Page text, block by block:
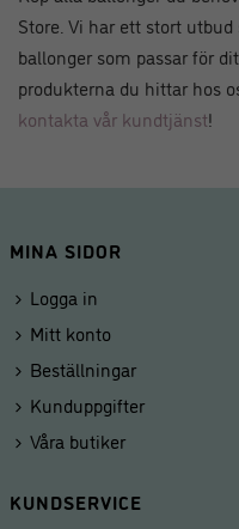
Store. Vi har ett stort
ballonger som passar för
produkterna du hittar hos
kontakta vår kundtjänst!
MINA SIDOR
Logga in
Mitt konto
Beställningar
Kunduppgifter
Våra butiker
KUNDSERVICE